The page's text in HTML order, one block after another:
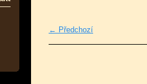
← Předchozí